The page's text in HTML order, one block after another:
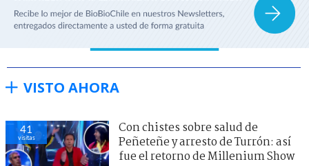
VISTO AHORA
41
visitas
Con chistes sobre salud de
Peñeteñe y arresto de Turrón: así
fue el retorno de Millenium Show